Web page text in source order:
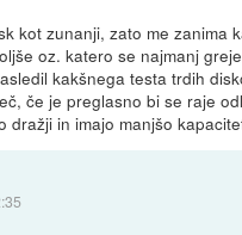
kot zunanji, zato me zanima
oz. katero se najmanj
kakšnega testa trdih
če je preglasno bi se raje
dražji in imajo manjšo